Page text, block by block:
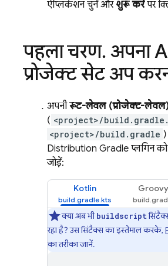
ऐप्लिकेशन चुनें और शुरू करेंपर
पहला चरण. अपना
प्रोजेक्ट सेट अप
अपनीरूट-लेवल (प्रोजेक्ट-
( <project>/
<project>/build.gradle
Distribution Gradle प्लगिन को
जोड़ें:
Kotlin Groovy
क्या अब भीbuildscript
रहा है? उस सिंटैक्स का इस्तेमाल करके,
का तरीका जानें.